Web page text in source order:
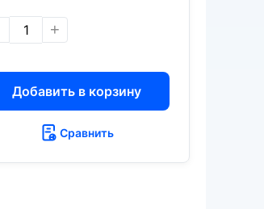
+
Добавить в корзину
Сравнить